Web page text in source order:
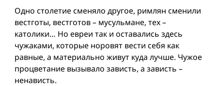
Одно столетие сменяло другое, римлян сменили
вестготы, вестготов – мусульмане, тех –
католики… Но евреи так и оставались здесь
чужаками, которые норовят вести себя как
равные, а материально живут куда лучше. Чужое
процветание вызывало зависть, а зависть –
ненависть.